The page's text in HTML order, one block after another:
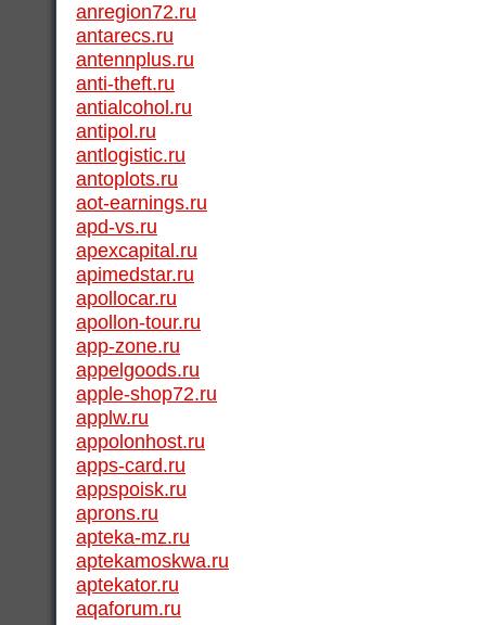
anregion72.ru
antarecs.ru
antennplus.ru
anti-theft.ru
antialcohol.ru
antipol.ru
antlogistic.ru
antoplots.ru
aot-earnings.ru
apd-vs.ru
apexcapital.ru
apimedstar.ru
apollocar.ru
apollon-tour.ru
app-zone.ru
appelgoods.ru
apple-shop72.ru
applw.ru
appolonhost.ru
apps-card.ru
appspoisk.ru
aprons.ru
apteka-mz.ru
aptekamoskwa.ru
aptekator.ru
aqaforum.ru